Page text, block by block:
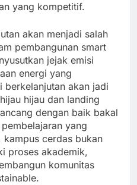
yang kompetitif.
akan menjadi salah
pembangunan smart
jejak emisi
energi yang
akan jadi
hijau dan landing
dengan baik bakal
yang
kampus cerdas bukan
proses akademik,
komunitas